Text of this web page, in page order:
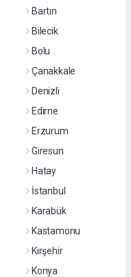
Bartın
Bilecik
Bolu
Çanakkale
Denizli
Edirne
Erzurum
Giresun
Hatay
İstanbul
Karabük
Kastamonu
Kırşehir
Konya